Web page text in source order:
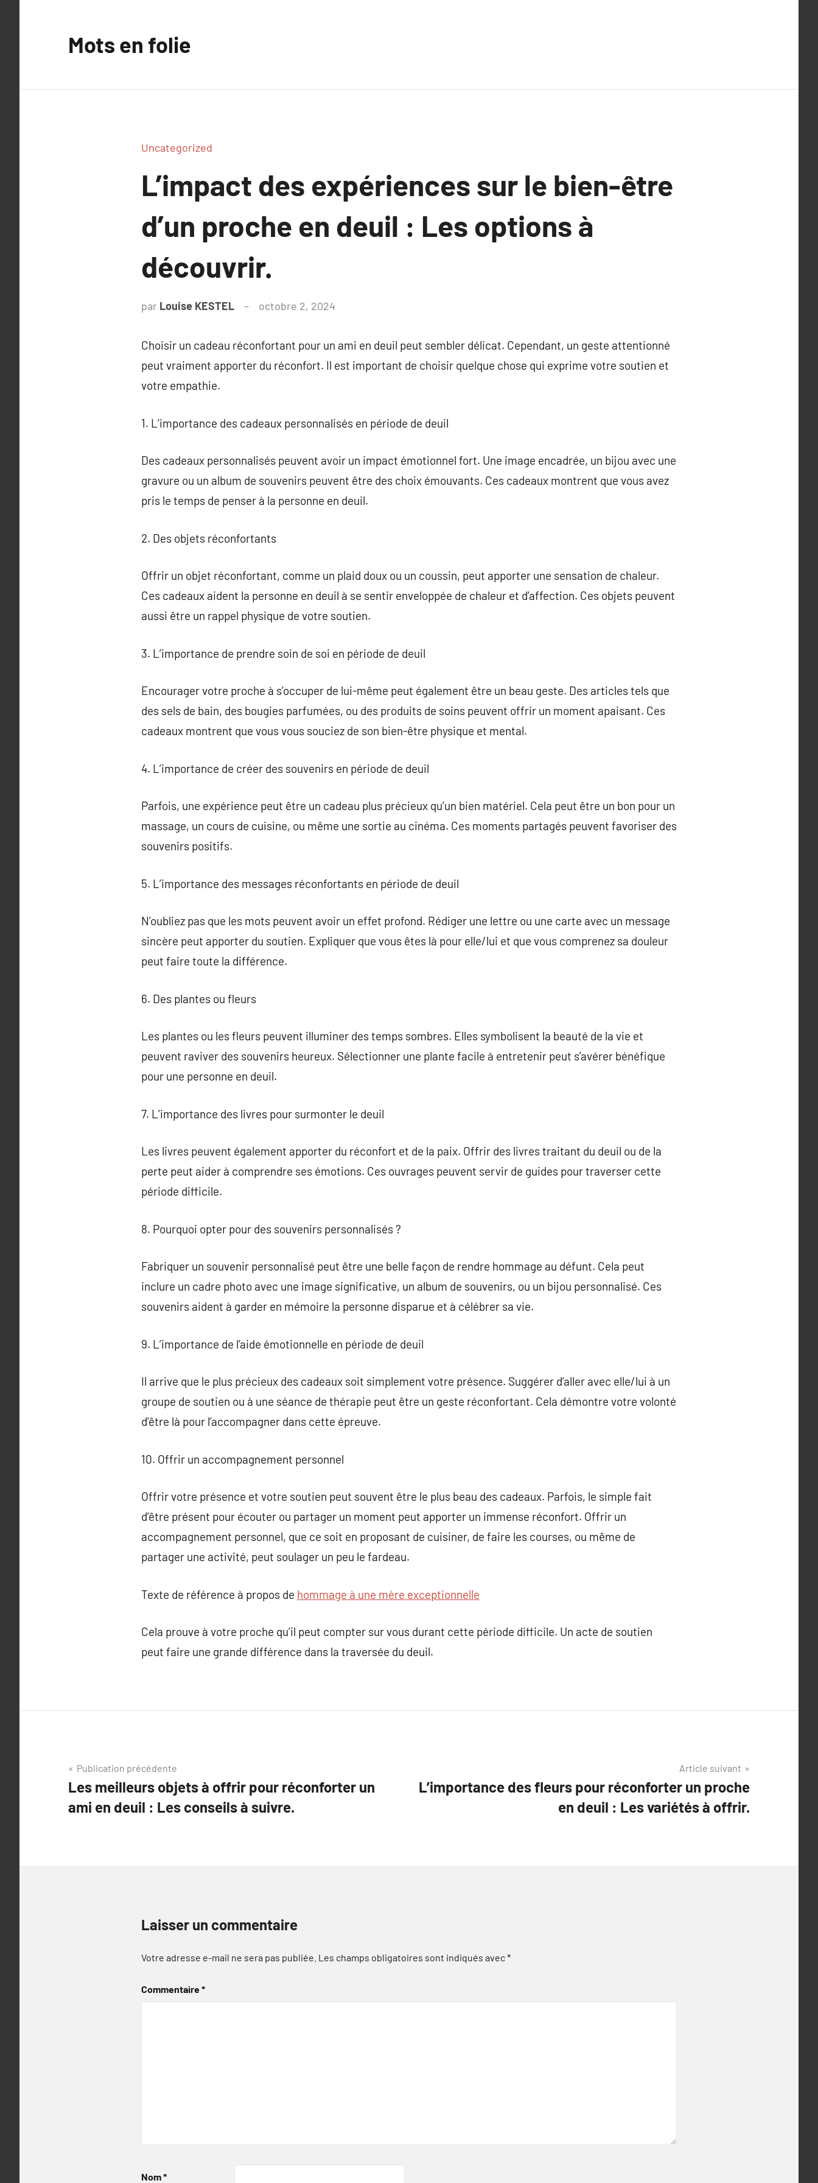
Mots en folie
Uncategorized
L’impact des expériences sur le bien-être
d’un proche en deuil : Les options à
découvrir.
par Louise KESTEL octobre 2, 2024
Choisir un cadeau réconfortant pour un ami en deuil peut sembler délicat. Cependant, un geste attentionné
peut vraiment apporter du réconfort. Il est important de choisir quelque chose qui exprime votre soutien et
votre empathie.
1. L’importance des cadeaux personnalisés en période de deuil
Des cadeaux personnalisés peuvent avoir un impact émotionnel fort. Une image encadrée, un bijou avec une
gravure ou un album de souvenirs peuvent être des choix émouvants. Ces cadeaux montrent que vous avez
pris le temps de penser à la personne en deuil.
2. Des objets réconfortants
Offrir un objet réconfortant, comme un plaid doux ou un coussin, peut apporter une sensation de chaleur.
Ces cadeaux aident la personne en deuil à se sentir enveloppée de chaleur et d’affection. Ces objets peuvent
aussi être un rappel physique de votre soutien.
3. L’importance de prendre soin de soi en période de deuil
Encourager votre proche à s’occuper de lui-même peut également être un beau geste. Des articles tels que
des sels de bain, des bougies parfumées, ou des produits de soins peuvent offrir un moment apaisant. Ces
cadeaux montrent que vous vous souciez de son bien-être physique et mental.
4. L’importance de créer des souvenirs en période de deuil
Parfois, une expérience peut être un cadeau plus précieux qu’un bien matériel. Cela peut être un bon pour un
massage, un cours de cuisine, ou même une sortie au cinéma. Ces moments partagés peuvent favoriser des
souvenirs positifs.
5. L’importance des messages réconfortants en période de deuil
N’oubliez pas que les mots peuvent avoir un effet profond. Rédiger une lettre ou une carte avec un message
sincère peut apporter du soutien. Expliquer que vous êtes là pour elle/lui et que vous comprenez sa douleur
peut faire toute la différence.
6. Des plantes ou fleurs
Les plantes ou les fleurs peuvent illuminer des temps sombres. Elles symbolisent la beauté de la vie et
peuvent raviver des souvenirs heureux. Sélectionner une plante facile à entretenir peut s’avérer bénéfique
pour une personne en deuil.
7. L’importance des livres pour surmonter le deuil
Les livres peuvent également apporter du réconfort et de la paix. Offrir des livres traitant du deuil ou de la
perte peut aider à comprendre ses émotions. Ces ouvrages peuvent servir de guides pour traverser cette
période difficile.
8. Pourquoi opter pour des souvenirs personnalisés ?
Fabriquer un souvenir personnalisé peut être une belle façon de rendre hommage au défunt. Cela peut
inclure un cadre photo avec une image significative, un album de souvenirs, ou un bijou personnalisé. Ces
souvenirs aident à garder en mémoire la personne disparue et à célébrer sa vie.
9. L’importance de l’aide émotionnelle en période de deuil
Il arrive que le plus précieux des cadeaux soit simplement votre présence. Suggérer d’aller avec elle/lui à un
groupe de soutien ou à une séance de thérapie peut être un geste réconfortant. Cela démontre votre volonté
d’être là pour l’accompagner dans cette épreuve.
10. Offrir un accompagnement personnel
Offrir votre présence et votre soutien peut souvent être le plus beau des cadeaux. Parfois, le simple fait
d’être présent pour écouter ou partager un moment peut apporter un immense réconfort. Offrir un
accompagnement personnel, que ce soit en proposant de cuisiner, de faire les courses, ou même de
partager une activité, peut soulager un peu le fardeau.
Texte de référence à propos de hommage à une mère exceptionnelle
Cela prouve à votre proche qu’il peut compter sur vous durant cette période difficile. Un acte de soutien
peut faire une grande différence dans la traversée du deuil.
Navigation
de
l’article
Publication précédente
Les meilleurs objets à offrir pour réconforter un
ami en deuil : Les conseils à suivre.
Article suivant
L’importance des fleurs pour réconforter un proche
en deuil : Les variétés à offrir.
Laisser un commentaire
Votre adresse e-mail ne sera pas publiée. Les champs obligatoires sont indiqués avec*
Commentaire*
Nom*